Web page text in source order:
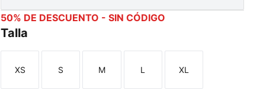
50% DE DESCUENTO - SIN CÓDIGO
Talla
Talla
XS
Talla
S
Talla
M
Talla
L
Talla
XL